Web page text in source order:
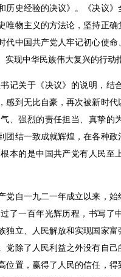
历史经验的决议》。《决议
唯物主义的方法论，坚持正
代中国共产党人牢记初心使
实现中华民族伟大复兴的行动
关于《决议》的说明，结
感到无比自豪，再次被新时
、强烈的责任担当、真挚的
团结一致成就辉煌，在各种
本的是中国共产党有人民至
自一九二一年成立以来，始
了一百年光辉历程，书写了
独立、人民解放和实现国家
党除了人民利益之外没有自
位置，赢得了人民的信任，